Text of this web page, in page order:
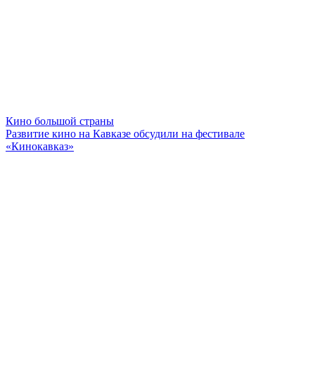
Кино большой страны
Развитие кино на Кавказе обсудили на фестивале
«Кинокавказ»